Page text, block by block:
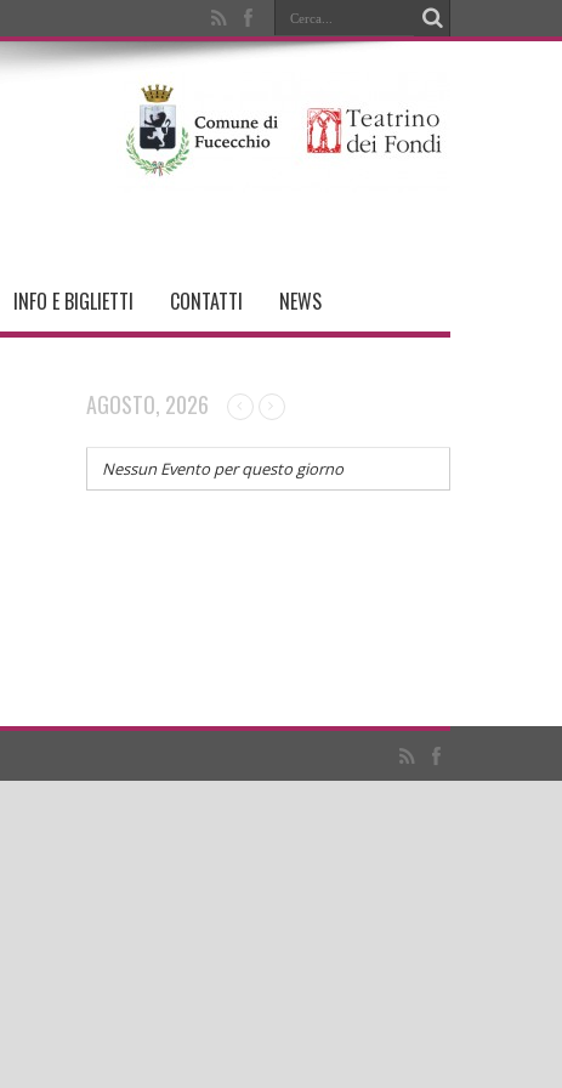
INFO E BIGLIETTI CONTATTI NEWS
AGOSTO, 2026
Nessun Evento per questo giorno